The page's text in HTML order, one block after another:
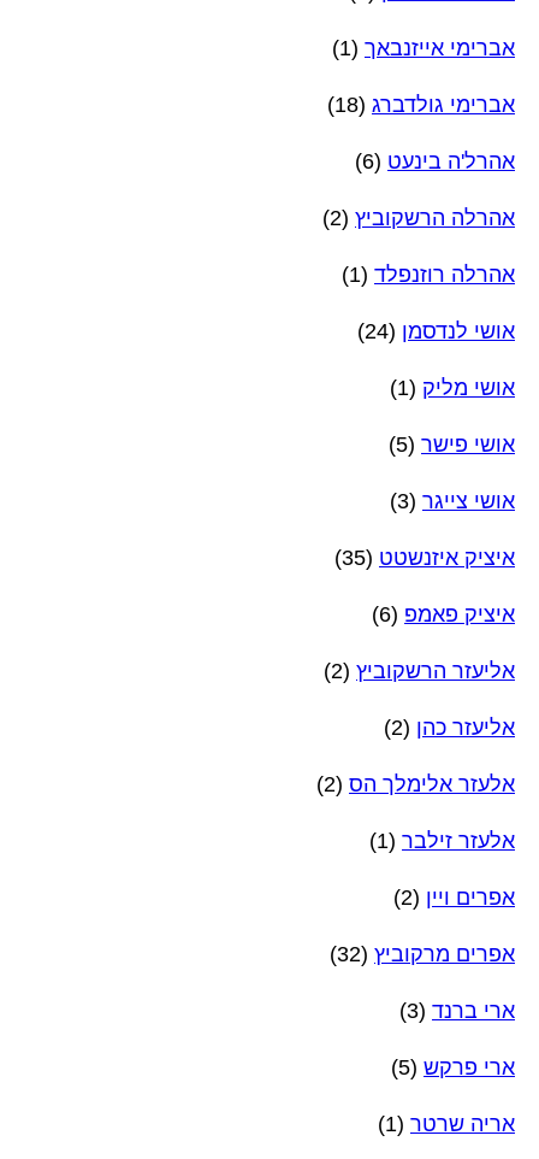
אברימי אייזנבאך (1)
אברימי גולדברג (18)
אהרל'ה בינעט (6)
אהרלה הרשקוביץ (2)
אהרלה רוזנפלד (1)
אושי לנדסמן (24)
אושי מליק (1)
אושי פישר (5)
אושי צייגר (3)
איציק איזנשטט (35)
איציק פאמפ (6)
אליעזר הרשקוביץ (2)
אליעזר כהן (2)
אלעזר אלימלך הס (2)
אלעזר זילבר (1)
אפרים ויין (2)
אפרים מרקוביץ (32)
ארי ברנד (3)
ארי פרקש (5)
אריה שרטר (1)